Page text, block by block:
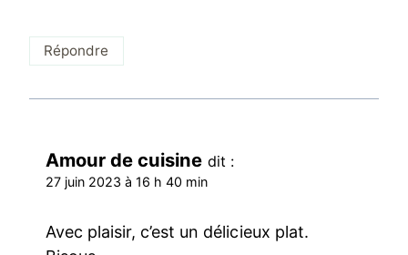
Répondre
Amour de cuisine dit :
27 juin 2023 à 16 h 40 min
Avec plaisir, c’est un délicieux plat.